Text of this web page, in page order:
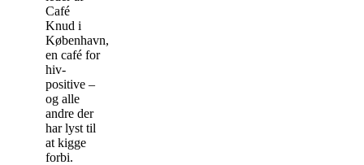
Café
Knud i
København,
en café for
hiv-
positive –
og alle
andre der
har lyst til
at kigge
forbi.